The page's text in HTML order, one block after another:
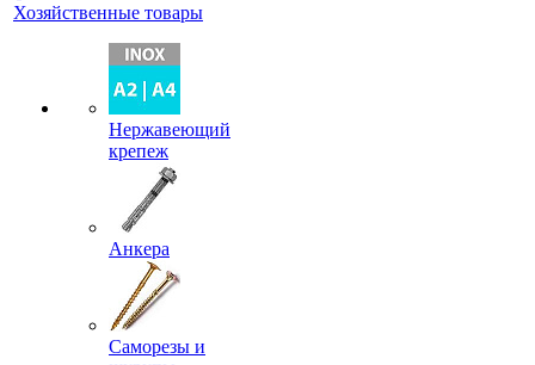
Хозяйственные товары
Нержавеющий
крепеж
Анкера
Саморезы и